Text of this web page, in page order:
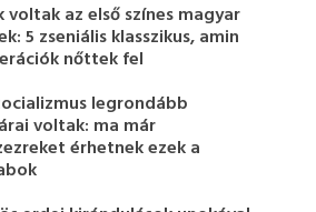
voltak az első színes magyar
5 zseniális klasszikus, amin
nőttek fel
legrondább
voltak: ma már
érhetnek ezek a